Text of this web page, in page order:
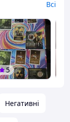
Негативні
Всі
5